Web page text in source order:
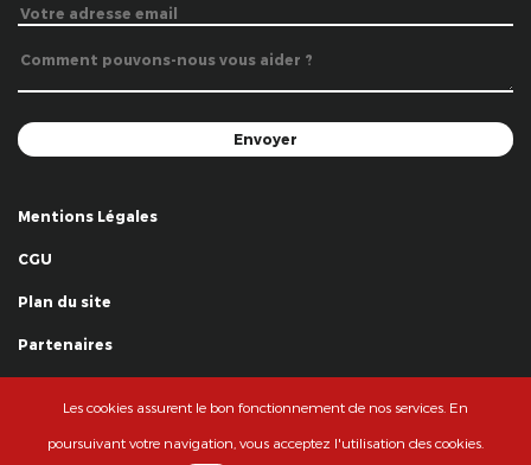
Mentions Légales
CGU
Plan du site
Partenaires
© La Grande Famille des Clowns - 2018
Les cookies assurent le bon fonctionnement de nos services. En
poursuivant votre navigation, vous acceptez l'utilisation des cookies.